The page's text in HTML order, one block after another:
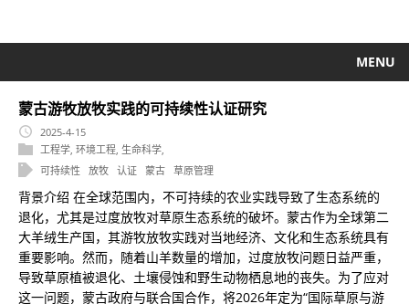
MENU
蒙古游牧放牧实践的可持续性认证研究
2025-4-15
工程学 环境工程 生命科学
可持续性
放牧 认证 蒙古 草原管理
背景介绍 在全球范围内，不可持续的农业实践导致了生态系统的
退化，尤其是过度放牧对草原生态系统的破坏。蒙古作为全球第二
大羊绒生产国，其游牧放牧实践对当地经济、文化和生态系统具有
重要影响。然而，随着山羊数量的增加，过度放牧问题日益严重，
导致草原植被退化、土壤侵蚀和野生动物栖息地的丧失。为了应对
这一问题，蒙古政府与联合国合作，将2026年定为“国际草原与游